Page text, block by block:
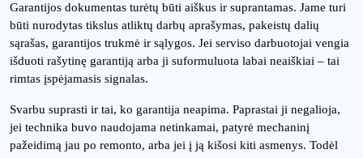
Garantijos dokumentas turėtų būti aiškus ir suprantamas. Jame turi
būti nurodytas tikslus atliktų darbų aprašymas, pakeistų dalių
sąrašas, garantijos trukmė ir sąlygos. Jei serviso darbuotojai vengia
išduoti rašytinę garantiją arba ji suformuluota labai neaiškiai – tai
rimtas įspėjamasis signalas.
Svarbu suprasti ir tai, ko garantija neapima. Paprastai ji negalioja,
jei technika buvo naudojama netinkamai, patyrė mechaninį
pažeidimą jau po remonto, arba jei į ją kišosi kiti asmenys. Todėl